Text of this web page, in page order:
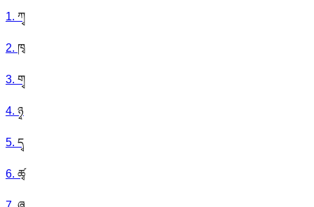
1. ཀྭ
2. ཁྭ
3. གྭ
4. ཉྭ
5. དྭ
6. ཚྭ